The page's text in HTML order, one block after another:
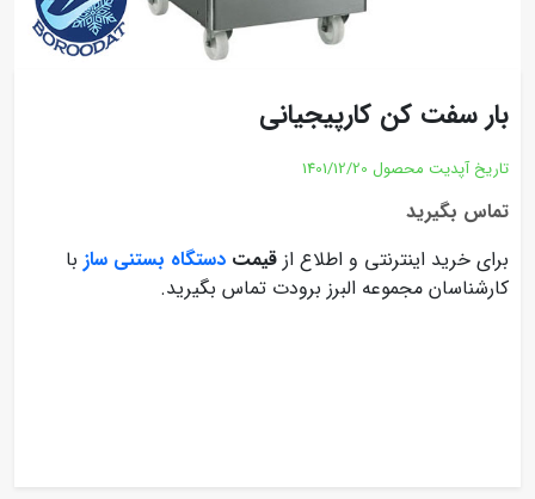
بار سفت کن کارپیجیانی
تاریخ آپدیت محصول 1401/12/20
تماس بگیرید
برای خرید اینترنتی و اطلاع از قیمت دستگاه بستنی ساز با
کارشناسان مجموعه البرز برودت تماس بگیرید.